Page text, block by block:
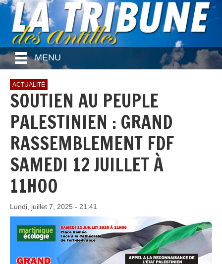
MENU
ACTUALITÉ
SOUTIEN AU PEUPLE
PALESTINIEN : GRAND
RASSEMBLEMENT FDF
SAMEDI 12 JUILLET À
11H00
Lundi, juillet 7, 2025 - 21:41